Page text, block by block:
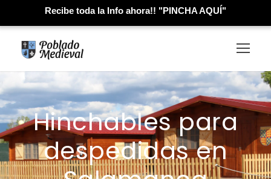
Recibe toda la Info ahora!! "PINCHA AQUÍ"
Hinchables para
despedidas en